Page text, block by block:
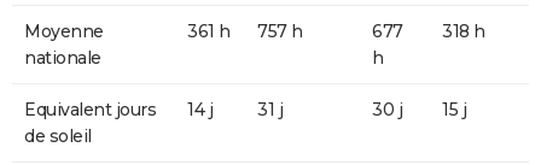
Moyenne
nationale
361 h 757 h
677
h
318 h
Equivalent jours
de soleil
14 j 31 j 30 j 15 j